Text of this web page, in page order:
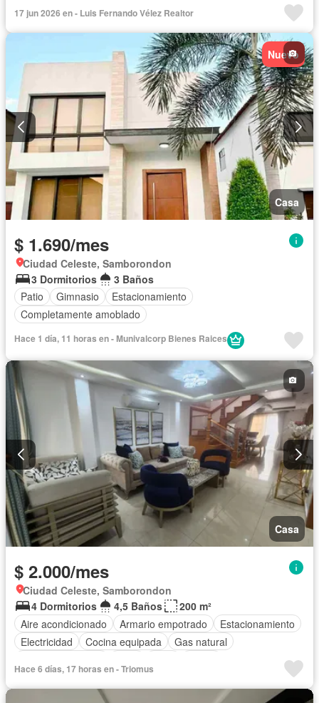
17 jun 2026 en - Luis Fernando Vélez Realtor
Nuevo
Casa
$ 1.690/mes
Ciudad Celeste, Samborondon
3 Dormitorios
3 Baños
Patio
Gimnasio
Estacionamiento
Completamente amoblado
Hace 1 día, 11 horas en - Munivalcorp Bienes Raices
Casa
$ 2.000/mes
Ciudad Celeste, Samborondon
4 Dormitorios
4,5 Baños
200 m²
Aire acondicionado
Armario empotrado
Estacionamiento
Electricidad
Cocina equipada
Gas natural
Garita de guardianía
Seguridad
Completamente amoblado
Hace 6 días, 17 horas en - Triomus